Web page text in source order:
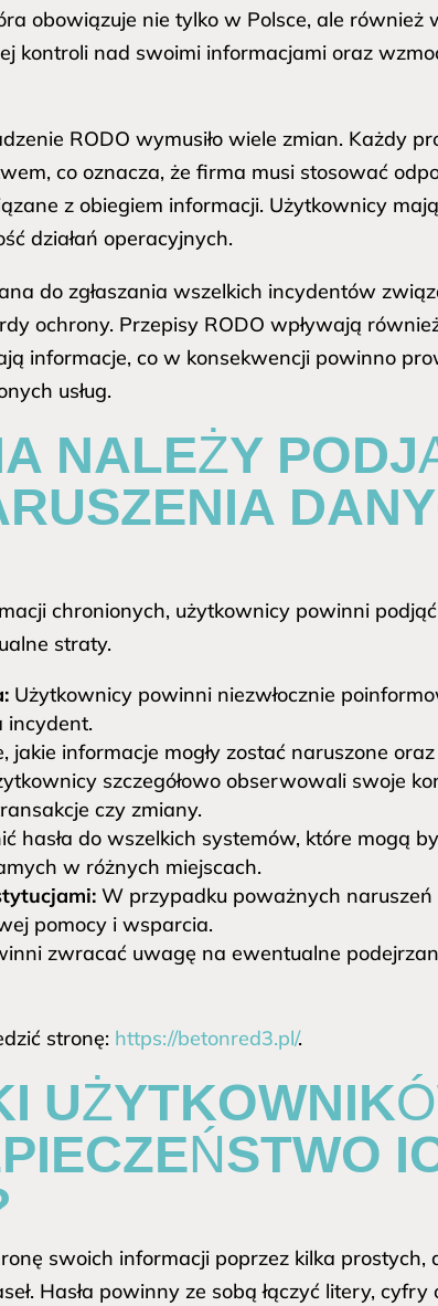
obowiązuje nie tylko w Polsce, ale również
kontroli nad swoimi informacjami oraz
RODO wymusiło wiele zmian. Każdy
co oznacza, że firma musi stosować
z obiegiem informacji. Użytkownicy
działań operacyjnych.
do zgłaszania wszelkich incydentów
ochrony. Przepisy RODO wpływają
informacje, co w konsekwencji powinno
usług.
NALEŻY
chronionych, użytkownicy powinni
straty.
Użytkownicy powinni niezwłocznie
incydent.
jakie informacje mogły zostać naruszone
szczegółowo obserwowali swoje
czy zmiany.
hasła do wszelkich systemów, które mogą
w różnych miejscach.
W przypadku poważnych
pomocy i wsparcia.
zwracać uwagę na ewentualne
stronę: https://betonred3.pl/.
swoich informacji poprzez kilka prostych,
Hasła powinny ze sobą łączyć litery,